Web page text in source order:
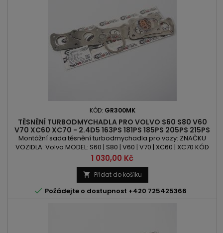
KÓD: GR300MK
TĚSNĚNÍ TURBODMYCHADLA PRO VOLVO S60 S80 V60
V70 XC60 XC70 - 2.4D5 163PS 181PS 185PS 205PS 215PS
230PS
Montážní sada těsnění turbodmychadla pro vozy: ZNAČKU
VOZIDLA: Volvo MODEL: S60 | S80 | V60 | V70 | XC60 | XC70 KÓD
MOTORU: D5244 | D5244T10 | D5244T11 | D5244T12 | D5244T15 |
D5244T16 | D5244T17 | D5244T20 | D5244T21 | D5244T22 |
D5244T23 OBSAH: 2400ccm 2.4 D D5 VÝKON: 163PS/120kW |
181PS/133kW | 185PS/136kW | 205PS/151kW | 215PS/158kW |
230PS/169kW
Cena
1 030,00 Kč
 Přidat do košíku
 Požádejte o dostupnost +420 725425366